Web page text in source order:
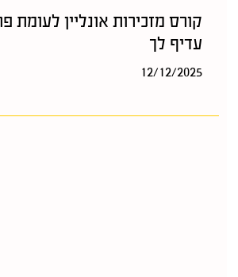
קורס מזכירות אונליין לעומת
עדיף לך
12/12/2025